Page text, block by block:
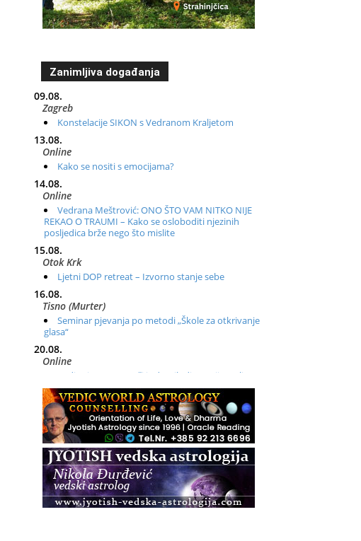
Zanimljiva događanja
09.08.
Zagreb
Konstelacije SIKON s Vedranom Kraljetom
13.08.
Online
Kako se nositi s emocijama?
14.08.
Online
Vedrana Meštrović: ONO ŠTO VAM NITKO NIJE
REKAO O TRAUMI – Kako se osloboditi njezinih
posljedica brže nego što mislite
15.08.
Otok Krk
Ljetni DOP retreat – Izvorno stanje sebe
16.08.
Tisno (Murter)
Seminar pjevanja po metodi „Škole za otkrivanje
glasa“
20.08.
Online
Radionica: Pomagači iz drugih dimenzija Online –
otvoreno za sve
21.08.
Zagreb+Online
Osnovni ThetaHealing® tečaj, Zagreb i Online
22.08.
Pula
Access BARS®, otpusti stres
23.08.
Pula